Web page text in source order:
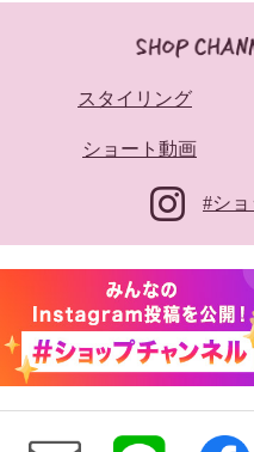
スタイリング
ショート動画
#シ